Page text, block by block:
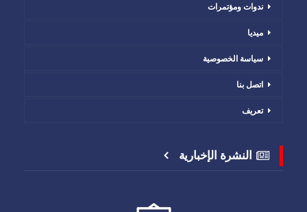
ندوات ومؤتمرات
ميديا
سياسة الخصوصية
اتصل بنا
تعريف
النشرة الإخبارية